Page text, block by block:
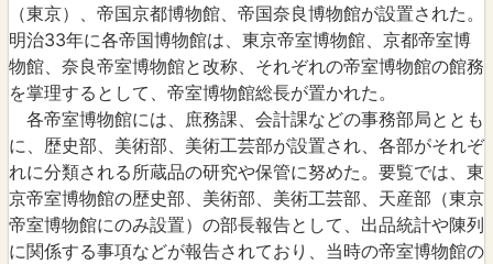
（東京）、帝国京都博物館、帝国奈良博物館が設置された。
明治33年に各帝国博物館は、東京帝室博物館、京都帝室博
物館、奈良帝室博物館と改称、それぞれの帝室博物館の館務
を掌理するとして、帝室博物館総長が置かれた。
各帝室博物館には、庶務課、会計課などの事務部局ととも
に、歴史部、美術部、美術工芸部が設置され、各部がそれぞ
れに分類される所蔵品の研究や保管に努めた。要覧では、東
京帝室博物館の歴史部、美術部、美術工芸部、天産部（東京
帝室博物館にのみ設置）の部長報告として、出品統計や陳列
に関係する事項などが報告されており、当時の帝室博物館の